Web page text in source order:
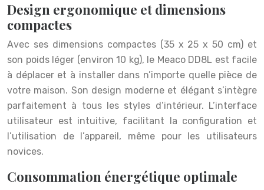
Design ergonomique et dimensions
compactes
Avec ses dimensions compactes (35 x 25 x 50 cm) et
son poids léger (environ 10 kg), le Meaco DD8L est facile
à déplacer et à installer dans n’importe quelle pièce de
votre maison. Son design moderne et élégant s’intègre
parfaitement à tous les styles d’intérieur. L’interface
utilisateur est intuitive, facilitant la configuration et
l’utilisation de l’appareil, même pour les utilisateurs
novices.
Consommation énergétique optimale